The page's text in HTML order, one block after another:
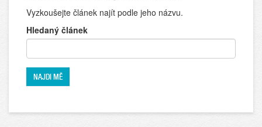
Vyzkoušejte článek najít podle jeho názvu.
Hledaný článek